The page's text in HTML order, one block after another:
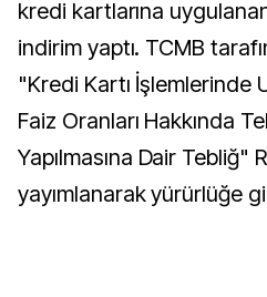
kredi kartlarına
indirim yaptı. TCMB
"Kredi Kartı İşlemlerinde
Faiz Oranları Hakkında
Yapılmasına Dair Tebliğ"
yayımlanarak yürürlüğe